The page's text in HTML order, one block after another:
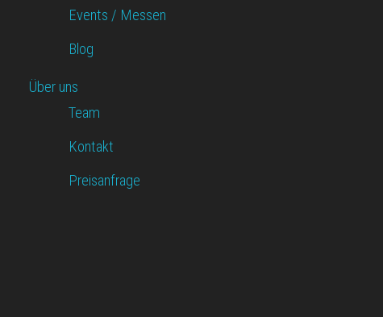
Events / Messen
Blog
Über uns
Team
Kontakt
Preisanfrage